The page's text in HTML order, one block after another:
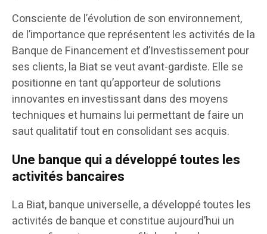
Consciente de l’évolution de son environnement,
de l’importance que représentent les activités de la
Banque de Financement et d’Investissement pour
ses clients, la Biat se veut avant-gardiste. Elle se
positionne en tant qu’apporteur de solutions
innovantes en investissant dans des moyens
techniques et humains lui permettant de faire un
saut qualitatif tout en consolidant ses acquis.
Une banque qui a développé toutes les
activités bancaires
La Biat, banque universelle, a développé toutes les
activités de banque et constitue aujourd’hui un